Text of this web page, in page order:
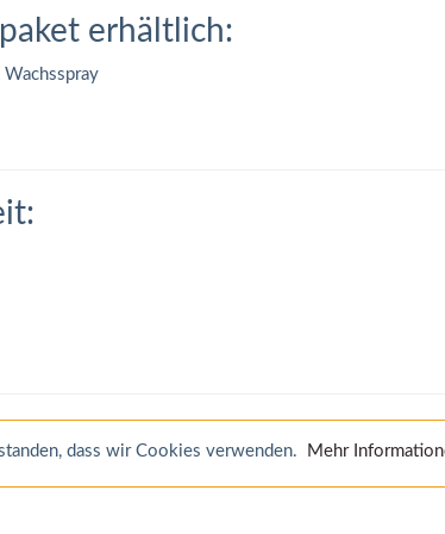
erhältlich:
dass wir Cookies verwenden. Mehr